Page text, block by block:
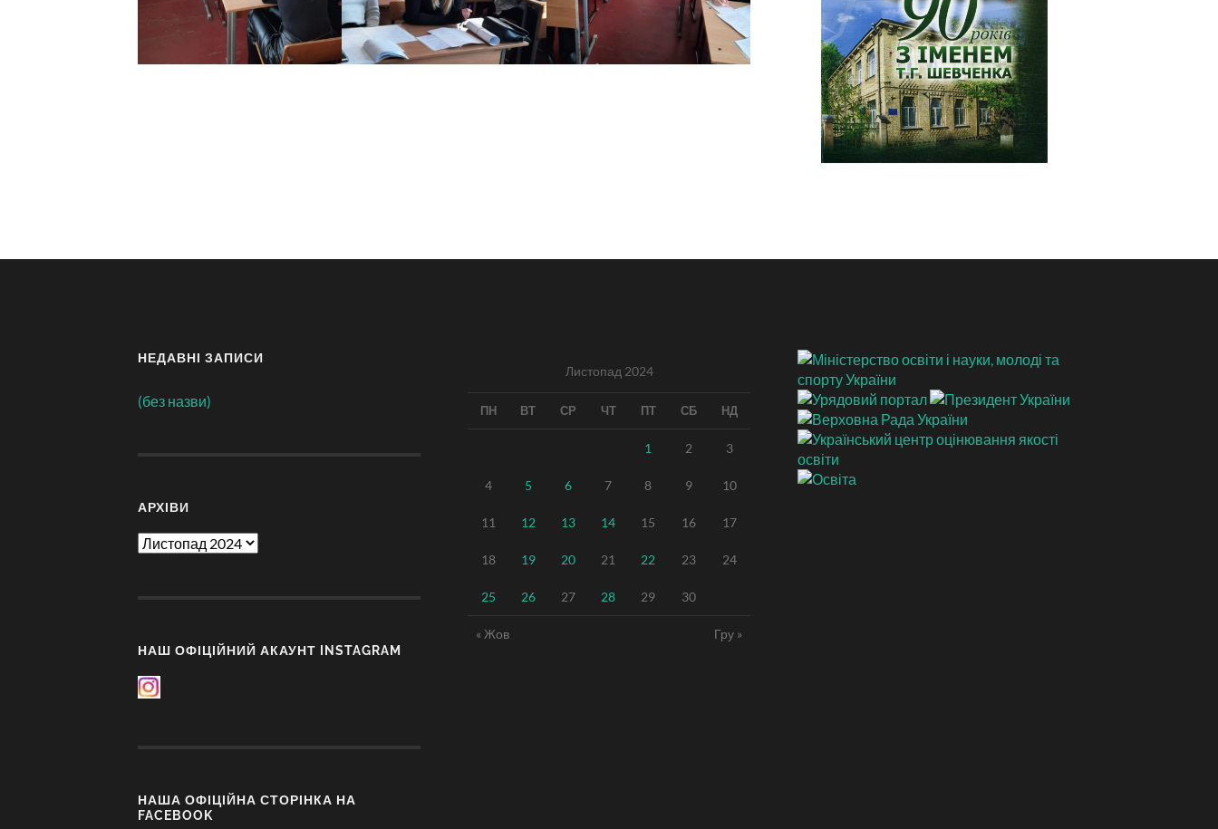
НЕДАВНІ ЗАПИСИ
(без назви)
АРХІВИ
Архіви
НАШ ОФІЦІЙНИЙ АКАУНТ INSTAGRAM
НАША ОФІЦІЙНА СТОРІНКА НА
FACEBOOK
Листопад 2024
ПН ВТ СР ЧТ ПТ СБ НД
1 2 3
4 5 6 7 8 9 10
11 12 13 14 15 16 17
18 19 20 21 22 23 24
25 26 27 28 29 30
« Жов Гру »